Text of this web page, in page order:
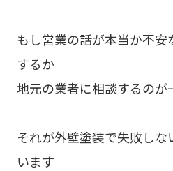
もし営業の話が本当か不
するか
地元の業者に相談するのが
それが外壁塗装で失敗し
います